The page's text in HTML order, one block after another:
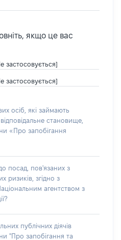
якщо це вас
застосовується]
застосовується]
осіб, які займають
становище,
«Про запобігання
посад, пов'язаних з
ризиків, згідно з
агентством з
публічних діячів
"Про запобігання та